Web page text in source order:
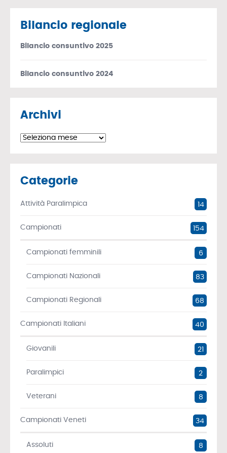
Bilancio regionale
Bilancio consuntivo 2025
Bilancio consuntivo 2024
Archivi
Archivi
Categorie
Attività Paralimpica 14
Campionati 154
Campionati femminili 6
Campionati Nazionali 83
Campionati Regionali 68
Campionati Italiani 40
Giovanili 21
Paralimpici 2
Veterani 8
Campionati Veneti 34
Assoluti 8